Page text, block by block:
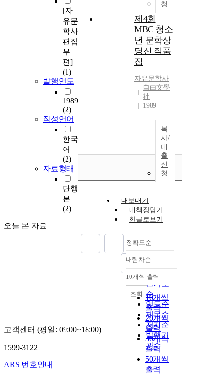
[자
유문
학사
편집
부
편]
(1)
발행연도
1989
(2)
작성언어
한국
어
(2)
자료형태
단행
본
(2)
오늘 본 자료
청
제4회
MBC 청소
년 문학상
당선 작품
집
자유문학사
自由文學
社
1989
복
사/
대
출
신
청
내보내기
내책장담기
한글로보기
정확도순
정확도
순
인기도
순
연도순
제목순
저자순
발행기
관순
내림차순
내림차순
10개씩 출력
10개씩
출력
20개씩
출력
30개씩
출력
50개씩
출력
조회
고객센터 (평일: 09:00~18:00)
1599-3122
ARS 번호안내